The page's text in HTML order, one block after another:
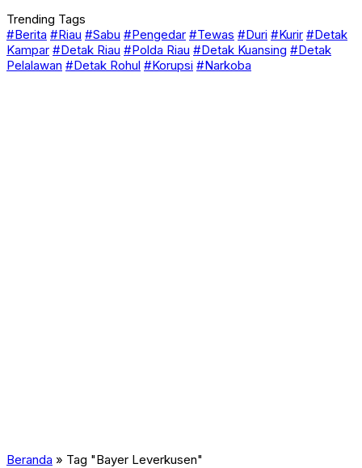
Trending Tags
#Berita #Riau #Sabu #Pengedar #Tewas #Duri #Kurir #Detak
Kampar #Detak Riau #Polda Riau #Detak Kuansing #Detak
Pelalawan #Detak Rohul #Korupsi #Narkoba
Beranda » Tag "Bayer Leverkusen"